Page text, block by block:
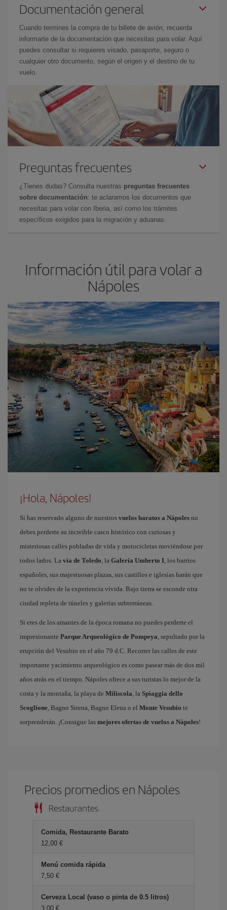
Documentación general
Cuando termines la compra de tu billete de avión, recuerda
informarte de la documentación que necesitas para volar. Aquí
puedes consultar si requieres visado, pasaporte, seguro o
cualquier otro documento, según el origen y el destino de tu
vuelo.
Preguntas frecuentes
¿Tienes dudas? Consulta nuestras preguntas frecuentes
sobre documentación: te aclaramos los documentos que
necesitas para volar con Iberia, así como los trámites
específicos exigidos para la migración y aduanas.
Información útil para volar a
Nápoles
¡Hola, Nápoles!
Si has reservado alguno de nuestros vuelos baratos a Nápoles no
debes perderte su increíble casco histórico con curiosas y
misteriosas calles pobladas de vida y motocicletas moviéndose por
todos lados. La vía de Toledo, la Galería Umberto I, los barrios
españoles, sus majestuosas plazas, sus castillos e iglesias harán que
no te olvides de la experiencia vivida. Bajo tierra se esconde otra
ciudad repleta de túneles y galerías subterráneas.
Si eres de los amantes de la época romana no puedes perderte el
impresionante Parque Arqueológico de Pompeya, sepultado por la
erupción del Vesubio en el año 79 d.C. Recorrer las calles de este
importante yacimiento arqueológico es como pasear más de dos mil
años atrás en el tiempo. Nápoles ofrece a sus turistas lo mejor de la
costa y la montaña, la playa de Miliscola, la Spiaggia dello
Scoglione, Bagno Sirena, Bagno Elena o el Monte Vesubio te
sorprenderán. ¡Consigue las mejores ofertas de vuelos a Nápoles!
Precios promedios en Nápoles
Restaurantes
Comida, Restaurante Barato
12,00 €
Menú comida rápida
7,50 €
Cerveza Local (vaso o pinta de 0.5 litros)
3,00 €